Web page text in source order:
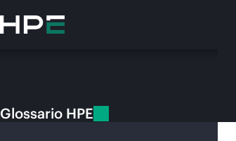
al
contenuto
Glossario HPE